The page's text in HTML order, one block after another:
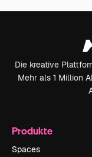
Die kreative
Mehr als 1 Million
Produkte
Spaces